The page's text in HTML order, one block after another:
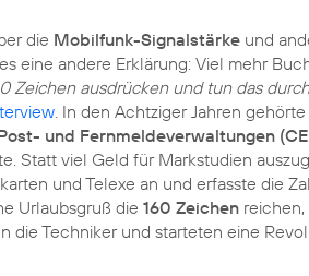
die Mobilfunk-Signalstärke und
eine andere Erklärung: Viel mehr
Zeichen ausdrücken und tun das
. In den Achtziger Jahren
und Fernmeldeverwaltungen
Statt viel Geld für Markstudien
und Telexe an und erfasste die
Urlaubsgruß die 160 Zeichen
die Techniker und starteten eine